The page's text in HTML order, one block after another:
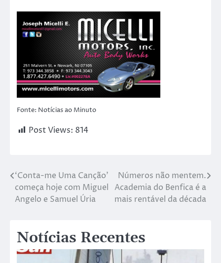
Fonte: Notícias ao Minuto
Post Views: 814
‘Conta-me Uma Canção’
começa hoje com Miguel
Angelo e Samuel Úria
Números não mentem.
Academia do Benfica é a
mais rentável da década
Notícias Recentes